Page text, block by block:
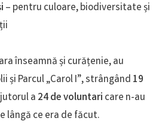
– pentru culoare, biodiversitate și
înseamnă și curățenie, au
și Parcul „Carol I”, strângând19
a 24 de voluntari care n-au
lângă ce era de făcut.